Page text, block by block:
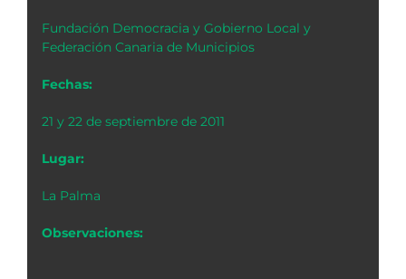
Fundación Democracia y Gobierno Local y
Federación Canaria de Municipios
Fechas:
21 y 22 de septiembre de 2011
Lugar:
La Palma
Observaciones: